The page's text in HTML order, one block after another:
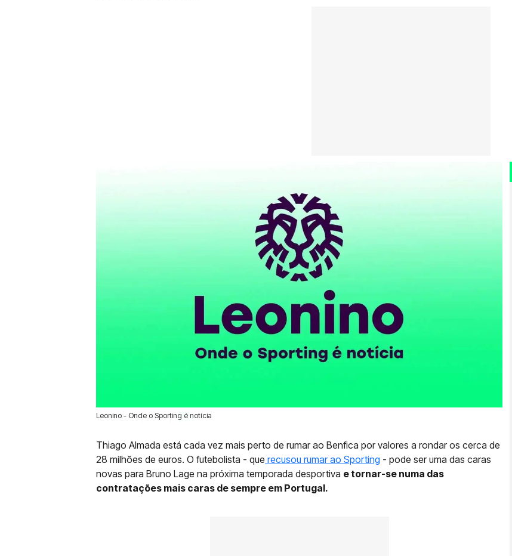
Leonino - Onde o Sporting é notícia
12 Jul 2025 | 23:57 | 0
Thiago Almada está cada vez mais perto de rumar ao Benfica por valores a rondar os cerca de
28 milhões de euros. O futebolista - que recusou rumar ao Sporting - pode ser uma das caras
novas para Bruno Lage na próxima temporada desportiva e tornar-se numa das
contratações mais caras de sempre em Portugal.